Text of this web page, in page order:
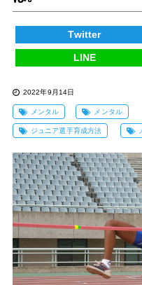
Twitter
LINE
2022年9月14日
メンタル メンタル
ジュニア選手育成方法